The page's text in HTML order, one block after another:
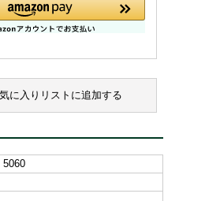
に入りリストに追加する
5060